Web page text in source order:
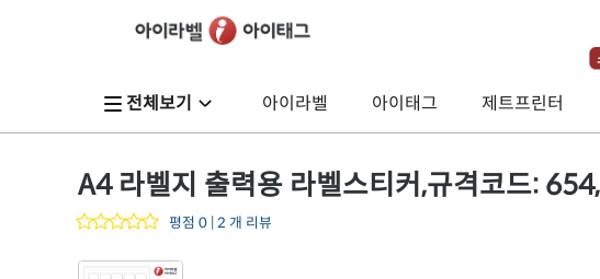
전체보기 아이라벨 아이태그 제트프린터
A4 라벨지 출력용 라벨스티커,규격코드:
평점 0 | 2 개 리뷰